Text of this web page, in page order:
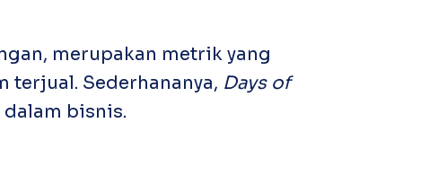
merupakan metrik yang
terjual. Sederhananya, Days of
bisnis.